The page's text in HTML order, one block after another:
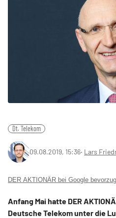
Dt. Telekom
09.08.2019, 15:36‧ Lars
DER AKTIONÄR bei Google
Anfang Mai hatte DER
Deutsche Telekom unter die